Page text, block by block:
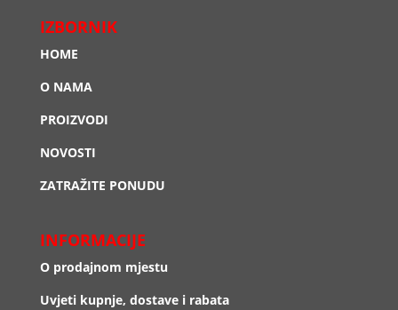
IZBORNIK
HOME
O NAMA
PROIZVODI
NOVOSTI
ZATRAŽITE PONUDU
INFORMACIJE
O prodajnom mjestu
Uvjeti kupnje, dostave i rabata